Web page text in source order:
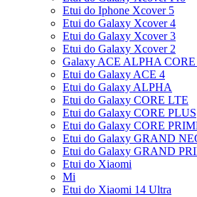
Etui do Iphone Xcover 5
Etui do Galaxy Xcover 4
Etui do Galaxy Xcover 3
Etui do Galaxy Xcover 2
Galaxy ACE ALPHA
Etui do Galaxy ACE 4
Etui do Galaxy ALPHA
Etui do Galaxy CORE LTE
Etui do Galaxy CORE PLUS
Etui do Galaxy CORE
Etui do Galaxy GRAND
Etui do Galaxy GRAND
Etui do Xiaomi
Mi
Etui do Xiaomi 14 Ultra